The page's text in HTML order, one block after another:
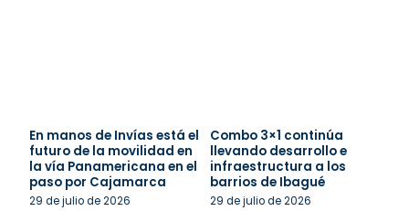
En manos de Invías está el
futuro de la movilidad en
la vía Panamericana en el
paso por Cajamarca
29 de julio de 2026
Combo 3×1 continúa
llevando desarrollo e
infraestructura a los
barrios de Ibagué
29 de julio de 2026